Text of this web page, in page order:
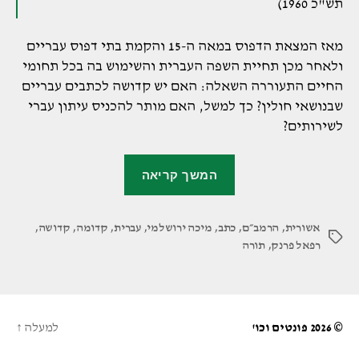
תש"כ 1960)
מאז המצאת הדפוס במאה ה-15 והקמת בתי דפוס עבריים
ולאחר מכן תחיית השפה העברית והשימוש בה בכל תחומי
החיים התעוררה השאלה: האם יש קדושה לכתבים עבריים
שבנושאי חולין? כך למשל, האם מותר להכניס עיתון עברי
לשירותים?
המשך קריאה
תגיות
אשורית, הרמב״ם, כתב, מיכה ירושלמי,עברית, קדומה, קדושה,
רפאל פרנק,תורה
© 2026 פונטים וכו' למעלה ↑